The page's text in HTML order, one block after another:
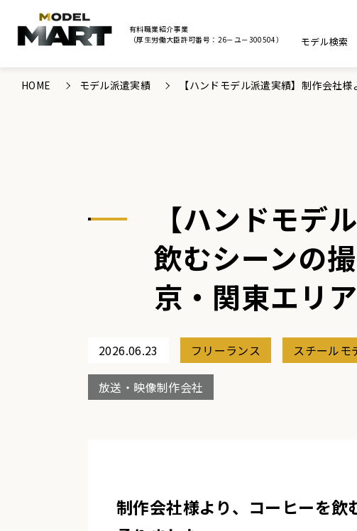
有料職業紹介事業
（厚生労働大臣許可番号：26－ユ－300504）
モデル検索
HOME モデル派遣実績 【ハンドモデル派遣実績】制作会社
【ハンドモデ
飲むシーンの
京・関東エリア
2026.06.23 フリーランス スチールモ
放送・映像制作会社
制作会社様より、コーヒーを